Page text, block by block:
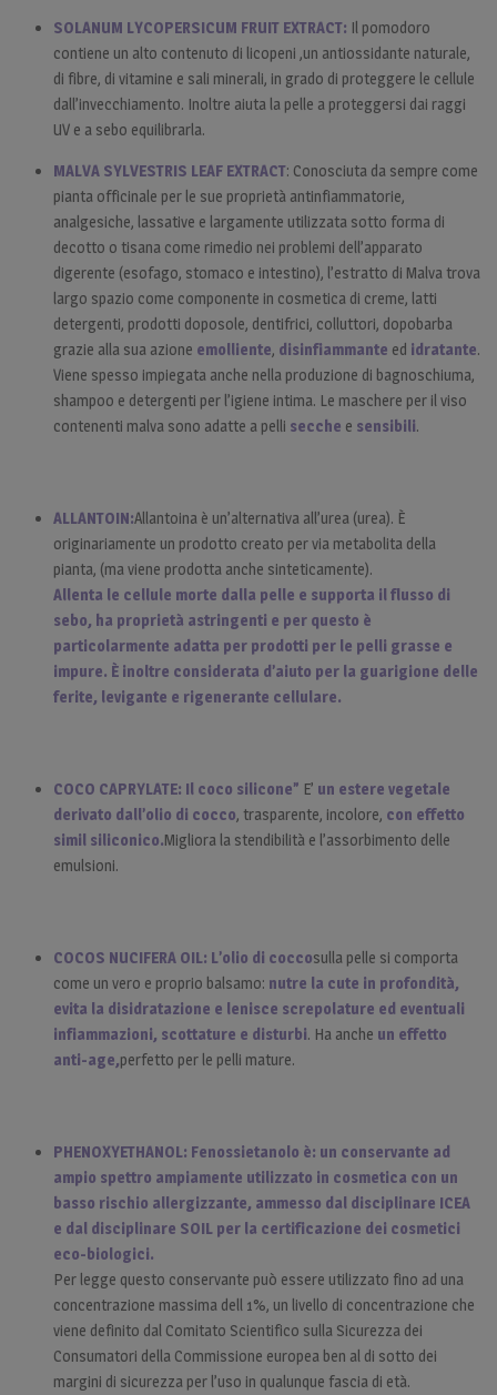
SOLANUM LYCOPERSICUM FRUIT EXTRACT: Il pomodoro
contiene un alto contenuto di licopeni ,un antiossidante naturale,
di fibre, di vitamine e sali minerali, in grado di proteggere le cellule
dall’invecchiamento. Inoltre aiuta la pelle a proteggersi dai raggi
UV e a sebo equilibrarla.
MALVA SYLVESTRIS LEAF EXTRACT: Conosciuta da sempre come
pianta officinale per le sue proprietà antinfiammatorie,
analgesiche, lassative e largamente utilizzata sotto forma di
decotto o tisana come rimedio nei problemi dell’apparato
digerente (esofago, stomaco e intestino), l’estratto di Malva trova
largo spazio come componente in cosmetica di creme, latti
detergenti, prodotti doposole, dentifrici, colluttori, dopobarba
grazie alla sua azione emolliente, disinfiammante ed idratante.
Viene spesso impiegata anche nella produzione di bagnoschiuma,
shampoo e detergenti per l’igiene intima. Le maschere per il viso
contenenti malva sono adatte a pelli secche e sensibili.
ALLANTOIN:Allantoina è un’alternativa all’urea (urea). È
originariamente un prodotto creato per via metabolita della
pianta, (ma viene prodotta anche sinteticamente).
Allenta le cellule morte dalla pelle e supporta il flusso di
sebo, ha proprietà astringenti e per questo è
particolarmente adatta per prodotti per le pelli grasse e
impure. È inoltre considerata d’aiuto per la guarigione delle
ferite, levigante e rigenerante cellulare.
COCO CAPRYLATE: Il coco silicone” E’ un estere vegetale
derivato dall’olio di cocco, trasparente, incolore, con effetto
simil siliconico.Migliora la stendibilità e l’assorbimento delle
emulsioni.
COCOS NUCIFERA OIL: L’olio di coccosulla pelle si comporta
come un vero e proprio balsamo: nutre la cute in profondità,
evita la disidratazione e lenisce screpolature ed eventuali
infiammazioni, scottature e disturbi. Ha anche un effetto
anti-age,perfetto per le pelli mature.
PHENOXYETHANOL: Fenossietanolo è: un conservante ad
ampio spettro ampiamente utilizzato in cosmetica con un
basso rischio allergizzante, ammesso dal disciplinare ICEA
e dal disciplinare SOIL per la certificazione dei cosmetici
eco-biologici.
Per legge questo conservante può essere utilizzato fino ad una
concentrazione massima dell 1%, un livello di concentrazione che
viene definito dal Comitato Scientifico sulla Sicurezza dei
Consumatori della Commissione europea ben al di sotto dei
margini di sicurezza per l’uso in qualunque fascia di età.